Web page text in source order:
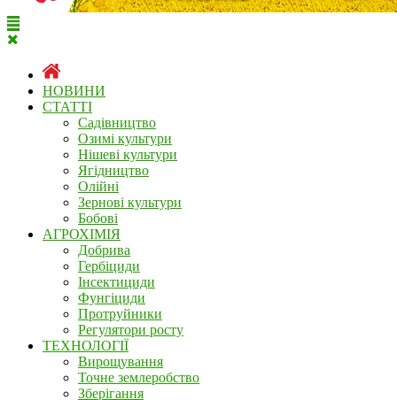
НОВИНИ
СТАТТІ
Садівництво
Озимі культури
Нішеві культури
Ягідництво
Олійні
Зернові культури
Бобові
АГРОХІМІЯ
Добрива
Гербіциди
Інсектициди
Фунгіциди
Протруйники
Регулятори росту
ТЕХНОЛОГІЇ
Вирощування
Точне землеробство
Зберігання